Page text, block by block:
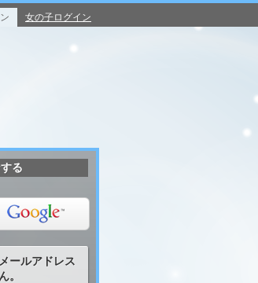
女の子ログイン
る
ールアドレス
。